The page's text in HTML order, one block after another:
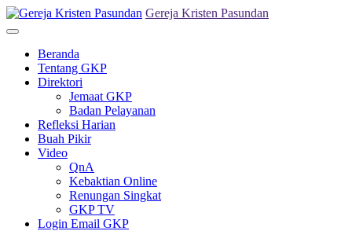
Skip
to
Gereja Kristen Pasundan
Primary
Beranda
Tentang GKP
Direktori
Jemaat GKP
Badan Pelayanan
Refleksi Harian
Buah Pikir
Video
QnA
Kebaktian Online
Renungan Singkat
GKP TV
Login Email GKP